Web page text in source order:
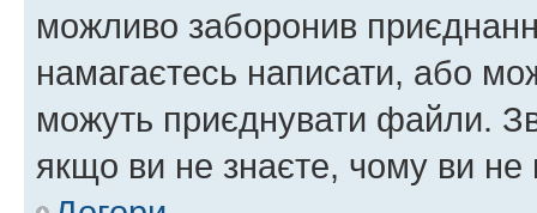
можливо заборонив
намагаєтесь написати, або
можуть приєднувати файли.
якщо ви не знаєте, чому ви